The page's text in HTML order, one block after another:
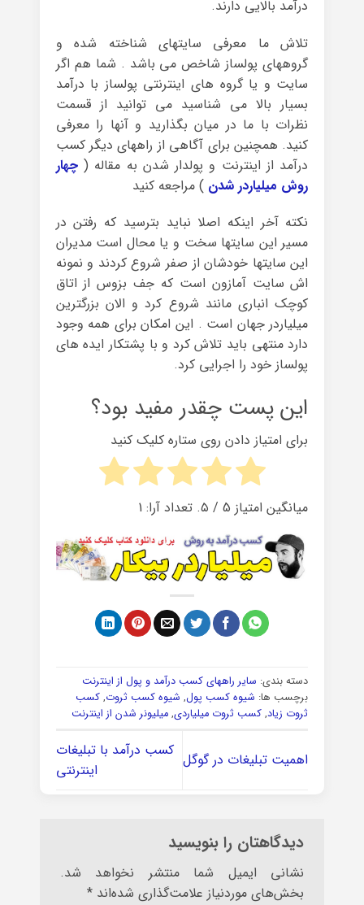
درآمد بالایی دارند.
تلاش ما معرفی سایتهای شناخته شده و
گروههای پولساز شاخص می باشد . شما هم اگر
سایت و یا گروه های اینترنتی پولساز با درآمد
بسیار بالا می شناسید می توانید از قسمت
نظرات با ما در میان بگذارید و آنها را معرفی
کنید. همچنین برای آگاهی از راههای دیگر کسب
درآمد از اینترنت و پولدار شدن به مقاله (چهار
روش میلیاردر شدن ) مراجعه کنید
نکته آخر اینکه اصلا نباید بترسید که رفتن در
مسیر این سایتها سخت و یا محال است مدیران
این سایتها خودشان از صفر شروع کردند و نمونه
اش سایت آمازون است که جف بزوس از اتاق
کوچک انباری مانند شروع کرد و الان بزرگترین
میلیاردر جهان است . این امکان برای همه وجود
دارد منتهی باید تلاش کرد و با پشتکار ایده های
پولساز خود را اجرایی کرد.
این پست چقدر مفید بود؟
برای امتیاز دادن روی ستاره کلیک کنید
میانگین امتیاز 5/ ۵. تعداد آرا: 1
دسته بندی: سایر راههای کسب درآمد و پول از اینترنت
برچسب ها: شیوه کسب پول, شیوه کسب ثروت, کسب
ثروت زیاد, کسب ثروت میلیاردی, میلیونر شدن از اینترنت
اهمیت تبلیغات در گوگل کسب درآمد با تبلیغات
اینترنتی
دیدگاهتان را بنویسید
نشانی ایمیل شما منتشر نخواهد شد.
بخش‌های موردنیاز علامت‌گذاری شده‌اند *